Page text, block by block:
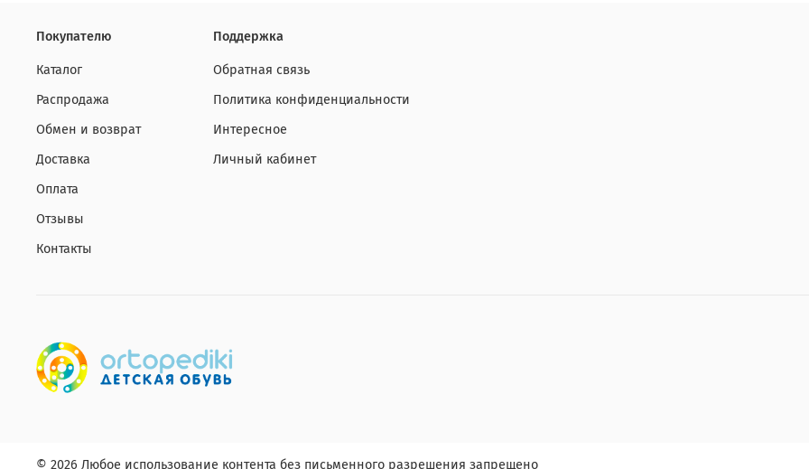
Покупателю
Каталог
Распродажа
Обмен и возврат
Доставка
Оплата
Отзывы
Контакты
Поддержка
Обратная связь
Политика конфиденциальности
Интересное
Личный кабинет
© 2026 Любое использование контента без письменного разрешения запрещено